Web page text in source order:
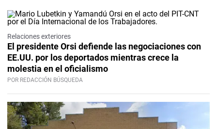
Relaciones exteriores
El presidente Orsi defiende las negociaciones con
EE.UU. por los deportados mientras crece la
molestia en el oficialismo
POR REDACCIÓN BÚSQUEDA